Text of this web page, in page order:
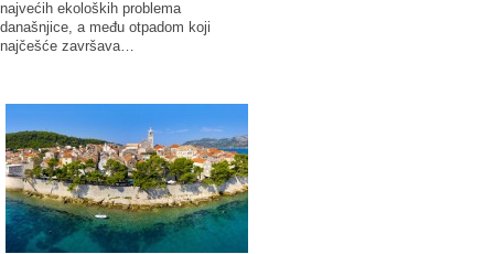
najvećih ekoloških problema
današnjice, a među otpadom koji
najčešće završava…